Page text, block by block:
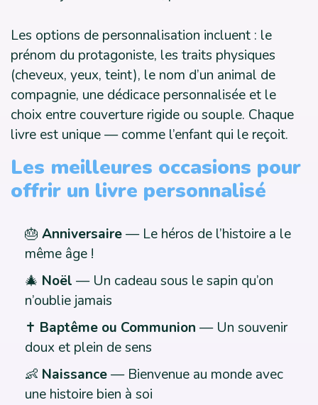
Les options de personnalisation incluent : le
prénom du protagoniste, les traits physiques
(cheveux, yeux, teint), le nom d’un animal de
compagnie, une dédicace personnalisée et le
choix entre couverture rigide ou souple. Chaque
livre est unique — comme l’enfant qui le reçoit.
Les meilleures occasions pour
offrir un livre personnalisé
🎂 Anniversaire— Le héros de l’histoire a le
même âge !
🎄 Noël — Un cadeau sous le sapin qu’on
n’oublie jamais
✝️ Baptême ou Communion — Un souvenir
doux et plein de sens
👶 Naissance— Bienvenue au monde avec
une histoire bien à soi